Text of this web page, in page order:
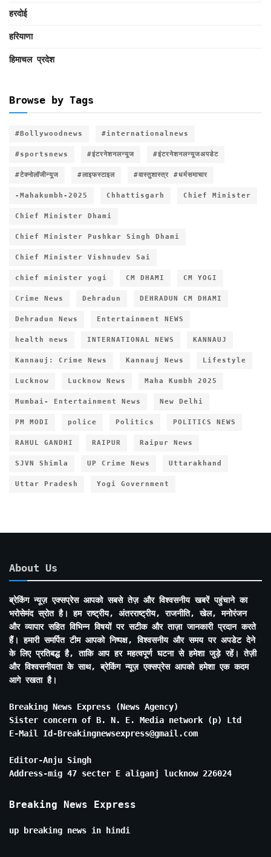
हरदोई
हरियाणा
हिमाचल प्रदेश
Browse by Tags
#Bollywoodnews #internationalnews
#sportsnews #इंटरनेशनलन्यूज #इंटरनेशनलन्यूजअपडेट
#टेक्नोलॉजीन्यूज #लाइफस्टाइल #वास्तुशास्त्र #धर्मसमाचार
-Mahakumbh-2025 Chhattisgarh Chief Minister
Chief Minister Dhami
Chief Minister Pushkar Singh Dhami
Chief Minister Vishnudev Sai
chief minister yogi CM DHAMI CM YOGI
Crime News Dehradun DEHRADUN CM DHAMI
Dehradun News Entertainment NEWS
health news INTERNATIONAL NEWS KANNAUJ
Kannauj: Crime News Kannauj News Lifestyle
Lucknow Lucknow News Maha Kumbh 2025
Mumbai- Entertainment News New Delhi
PM MODI police Politics POLITICS NEWS
RAHUL GANDHI RAIPUR Raipur News
SJVN Shimla UP Crime News Uttarakhand
Uttar Pradesh Yogi Government
About Us
ब्रेकिंग न्यूज़ एक्सप्रेस आपको सबसे तेज़ और विश्वसनीय खबरें पहुंचाने का
भरोसेमंद स्रोत है। हम राष्ट्रीय, अंतरराष्ट्रीय, राजनीति, खेल, मनोरंजन
और व्यापार सहित विभिन्न विषयों पर सटीक और ताज़ा जानकारी प्रदान करते
हैं। हमारी समर्पित टीम आपको निष्पक्ष, विश्वसनीय और समय पर अपडेट देने
के लिए प्रतिबद्ध है, ताकि आप हर महत्वपूर्ण घटना से हमेशा जुड़े रहें। तेज़ी
और विश्वसनीयता के साथ, ब्रेकिंग न्यूज़ एक्सप्रेस आपको हमेशा एक कदम
आगे रखता है।
Breaking News Express (News Agency)
Sister concern of B. N. E. Media network (p) Ltd
E-Mail Id-Breakingnewsexpress@gmail.com
Editor-Anju Singh
Address-mig 47 secter E aliganj lucknow 226024
Breaking News Express
up breaking news in hindi